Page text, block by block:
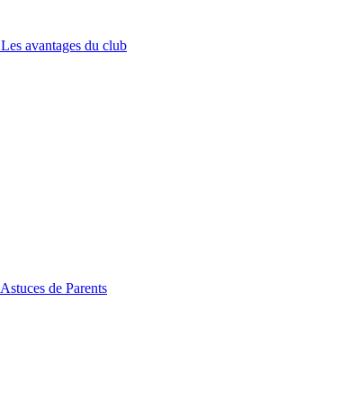
Les avantages du club
Astuces de Parents